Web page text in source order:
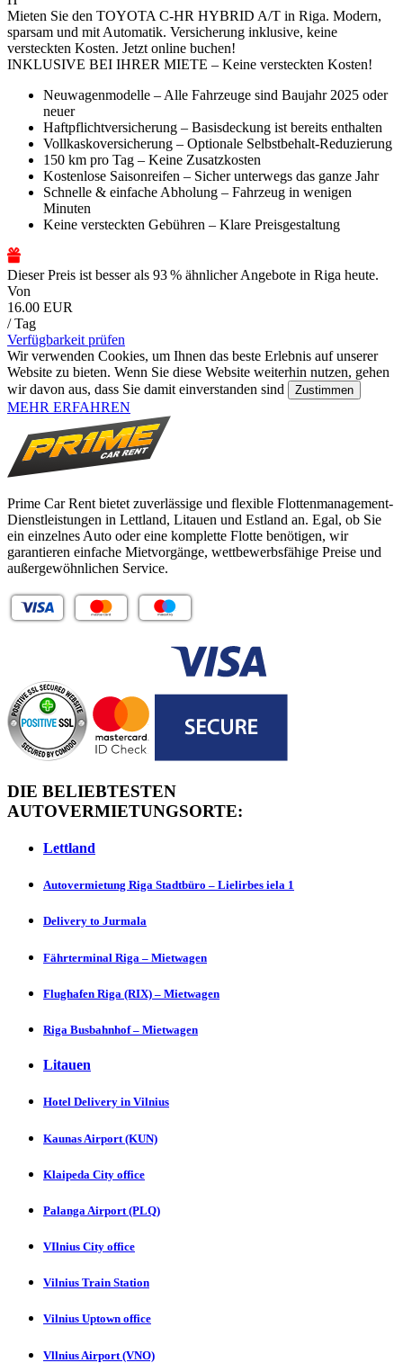
Mieten Sie den TOYOTA C-HR HYBRID A/T in Riga. Modern,
sparsam und mit Automatik. Versicherung inklusive, keine
versteckten Kosten. Jetzt online buchen!
INKLUSIVE BEI IHRER MIETE – Keine versteckten Kosten!
Neuwagenmodelle – Alle Fahrzeuge sind Baujahr 2025 oder
neuer
Haftpflichtversicherung – Basisdeckung ist bereits enthalten
Vollkaskoversicherung – Optionale Selbstbehalt-Reduzierung
150 km pro Tag – Keine Zusatzkosten
Kostenlose Saisonreifen – Sicher unterwegs das ganze Jahr
Schnelle & einfache Abholung – Fahrzeug in wenigen
Minuten
Keine versteckten Gebühren – Klare Preisgestaltung
Dieser Preis ist besser als 93 % ähnlicher Angebote in Riga heute.
Von
16.00 EUR
/ Tag
Verfügbarkeit prüfen
Wir verwenden Cookies, um Ihnen das beste Erlebnis auf unserer
Website zu bieten. Wenn Sie diese Website weiterhin nutzen, gehen
wir davon aus, dass Sie damit einverstanden sind
Zustimmen
MEHR ERFAHREN
Prime Car Rent bietet zuverlässige und flexible Flottenmanagement-
Dienstleistungen in Lettland, Litauen und Estland an. Egal, ob Sie
ein einzelnes Auto oder eine komplette Flotte benötigen, wir
garantieren einfache Mietvorgänge, wettbewerbsfähige Preise und
außergewöhnlichen Service.
DIE BELIEBTESTEN
AUTOVERMIETUNGSORTE:
Lettland
Autovermietung Riga Stadtbüro – Lielirbes iela 1
Delivery to Jurmаlа
Fährterminal Riga – Mietwagen
Flughafen Riga (RIX) – Mietwagen
Riga Busbahnhof – Mietwagen
Litauen
Hotel Delivery in Vіlnius
Kaunas Aіrport (KUN)
Klaipeda City offіcе
Palanga Aіrport (PLQ)
VIlnius City officе
Vilnius Train Stаtion
Vilnius Uptown оffice
Vllnius Airport (VNO)